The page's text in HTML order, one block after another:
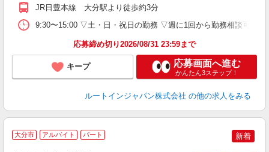
JR日豊本線 大分駅より徒歩約3分
9:30〜15:00 ▽土・日・祝日の勤務 ▽週に1回から勤務相談可 ≪
応募締め切り2026/08/31 23:59まで
キープ 応募画面へ進む
かんたん3ステップ！
ルートインジャパン株式会社 の他の求人をみる
大分市 アルバイト パート 新着